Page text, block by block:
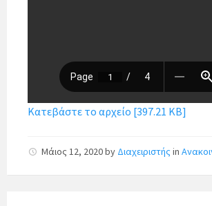
Κατεβάστε το αρχείο [397.21 KB]
Μάιος 12, 2020by Διαχειριστής in